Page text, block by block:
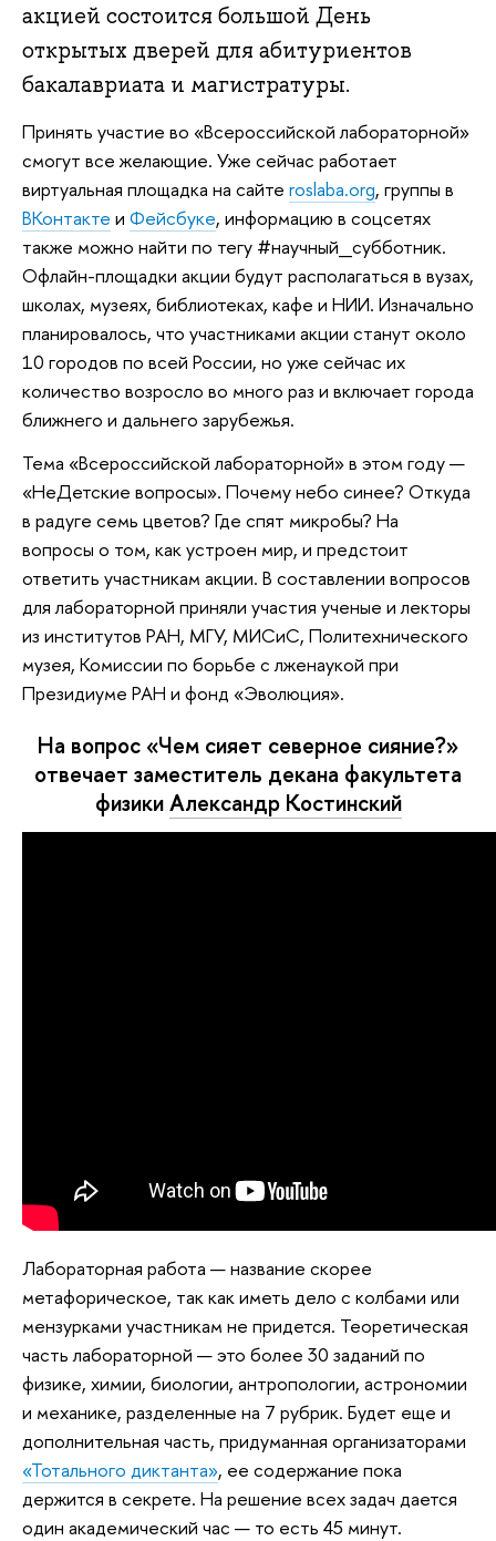
акцией состоится большой День
открытых дверей для абитуриентов
бакалавриата и магистратуры.
Принять участие во «Всероссийской лабораторной»
смогут все желающие. Уже сейчас работает
виртуальная площадка на сайте roslaba.org, группы в
ВКонтакте и Фейсбуке, информацию в соцсетях
также можно найти по тегу #научный_субботник.
Офлайн-площадки акции будут располагаться в вузах,
школах, музеях, библиотеках, кафе и НИИ. Изначально
планировалось, что участниками акции станут около
10 городов по всей России, но уже сейчас их
количество возросло во много раз и включает города
ближнего и дальнего зарубежья.
Тема «Всероссийской лабораторной» в этом году —
«НеДетские вопросы». Почему небо синее? Откуда
в радуге семь цветов? Где спят микробы? На
вопросы о том, как устроен мир, и предстоит
ответить участникам акции. В составлении вопросов
для лабораторной приняли участия ученые и лекторы
из институтов РАН, МГУ, МИСиС, Политехнического
музея, Комиссии по борьбе с лженаукой при
Президиуме РАН и фонд «Эволюция».
На вопрос «Чем сияет северное сияние?»
отвечает заместитель декана факультета
физикиАлександр Костинский
Лабораторная работа — название скорее
метафорическое, так как иметь дело с колбами или
мензурками участникам не придется. Теоретическая
часть лабораторной — это более 30 заданий по
физике, химии, биологии, антропологии, астрономии
и механике, разделенные на 7 рубрик. Будет еще и
дополнительная часть, придуманная организаторами
«Тотального диктанта», ее содержание пока
держится в секрете. На решение всех задач дается
один академический час — то есть 45 минут.